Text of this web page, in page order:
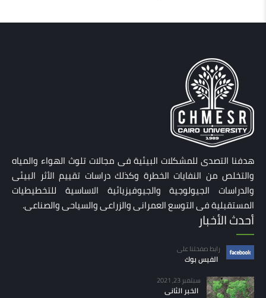
هدفنا التصدى للمشكلات البيئية فى مجالات تلوث الهواء والمياه
والتخلص من النفايات الخطرة وكذلك دراسات تقييم الأثر البيئى
والدراسات الجيولوجية والجيوفيزيائية الاساسية للتخطيطيات
المستقبلية فى التوسع العمرانى والزراعى والسياحى والصناعى.
أحدث الأخبار
رابط صفحتنا على
الفيس بوك
سبتمبر 23, 2021
الخبر الثانى